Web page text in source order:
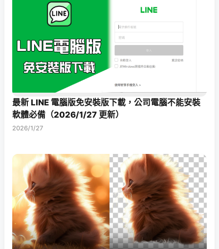
最新 LINE 電腦版免安裝版下載，公司電腦不能安裝
軟體必備（2026/1/27 更新）
2026/1/27